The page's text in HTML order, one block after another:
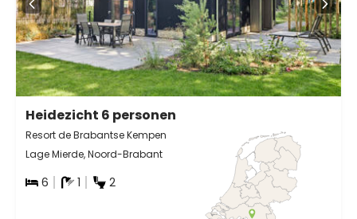
Heidezicht 6 personen
Resort de Brabantse Kempen
Lage Mierde, Noord-Brabant
6 1 2